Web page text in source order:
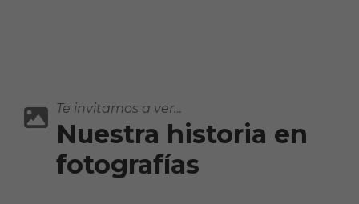
Te invitamos a ver…
Nuestra historia en
fotografías